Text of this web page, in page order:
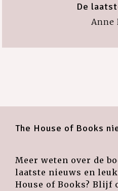
De
Anne
The House of Books
Meer weten over de
laatste nieuws en
House of Books? Blijf